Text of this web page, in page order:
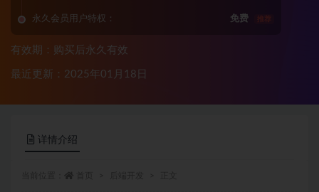
永久会员用户特权： 免费 推荐
有效期：购买后永久有效
最近更新：2025年01月18日
详情介绍